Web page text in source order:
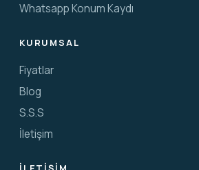
Whatsapp Konum Kaydı
KURUMSAL
Fiyatlar
Blog
S.S.S
İletişim